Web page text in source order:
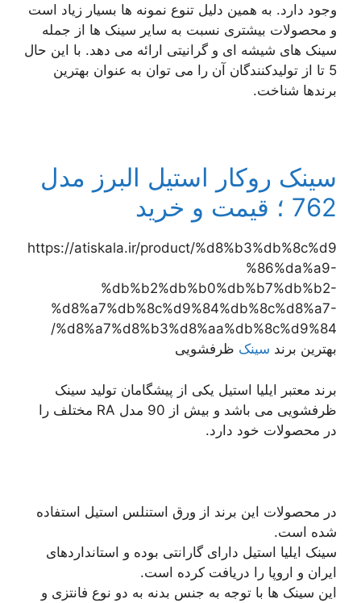
وجود دارد. به همین دلیل تنوع نمونه ها بسیار زیاد است
و محصولات بیشتری نسبت به سایر سینک ها از جمله
سینک های شیشه ای و گرانیتی ارائه می دهد. با این حال
5 تا از تولیدکنندگان آن را می توان به عنوان بهترین
برندها شناخت.
سینک روکار استیل البرز مدل
762 ؛ قیمت و خرید
https://atiskala.ir/product/%d8%b3%db%8c%d9
%86%da%a9-
%db%b2%db%b0%db%b7%db%b2-
%d8%a7%db%8c%d9%84%db%8c%d8%a7-
%d8%a7%d8%b3%d8%aa%db%8c%d9%84/
بهترین برند سینک ظرفشویی
برند معتبر ایلیا استیل یکی از پیشگامان تولید سینک
ظرفشویی می باشد و بیش از 90 مدل RA مختلف را
در محصولات خود دارد.
در محصولات این برند از ورق استنلس استیل استفاده
شده است.
سینک ایلیا استیل دارای گارانتی بوده و استانداردهای
ایران و اروپا را دریافت کرده است.
این سینک ها با توجه به جنس بدنه به دو نوع فانتزی و